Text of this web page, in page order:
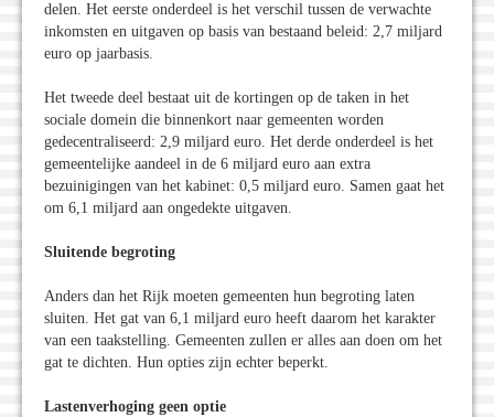
delen. Het eerste onderdeel is het verschil tussen de verwachte
inkomsten en uitgaven op basis van bestaand beleid: 2,7 miljard
euro op jaarbasis.
Het tweede deel bestaat uit de kortingen op de taken in het
sociale domein die binnenkort naar gemeenten worden
gedecentraliseerd: 2,9 miljard euro. Het derde onderdeel is het
gemeentelijke aandeel in de 6 miljard euro aan extra
bezuinigingen van het kabinet: 0,5 miljard euro. Samen gaat het
om 6,1 miljard aan ongedekte uitgaven.
Sluitende begroting
Anders dan het Rijk moeten gemeenten hun begroting laten
sluiten. Het gat van 6,1 miljard euro heeft daarom het karakter
van een taakstelling. Gemeenten zullen er alles aan doen om het
gat te dichten. Hun opties zijn echter beperkt.
Lastenverhoging geen optie